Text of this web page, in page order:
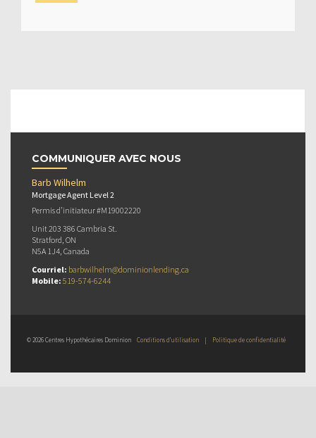
COMMUNIQUER AVEC NOUS
Barb Wilhelm
Mortgage Agent Level 2
Permis d’initiateur #M19002220
Unit 203 386 Cambria St.
Stratford, ON
N5A 1J4, Canada
Courriel: barbwilhelm@dominionlending.ca
Mobile: 519-574-6244
© 2026 Centres Hypothécaires Dominion Conditions d’utilisation | Politique de confidentialité